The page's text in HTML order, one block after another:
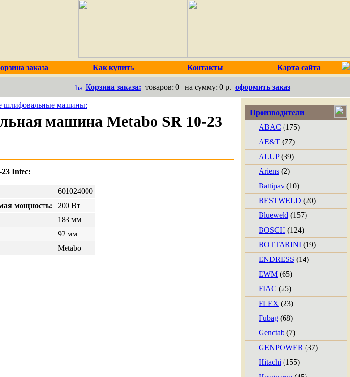
заказа Как купить Контакты
Карта сайта
Корзина заказа: товаров: 0 | на сумму: 0 р. оформить заказ
шлифовальные машины:
машина Metabo SR 10-23
Intec:
601024000
мощность:
200 Вт
183 мм
92 мм
Metabo
Производители
ABAC (175)
AE&T (77)
ALUP(39)
Ariens (2)
Battipav (10)
BESTWELD (20)
Blueweld (157)
BOSCH (124)
BOTTARINI (19)
ENDRESS (14)
EWM (65)
FIAC (25)
FLEX (23)
Fubag (68)
Genctab (7)
GENPOWER (37)
Hitachi (155)